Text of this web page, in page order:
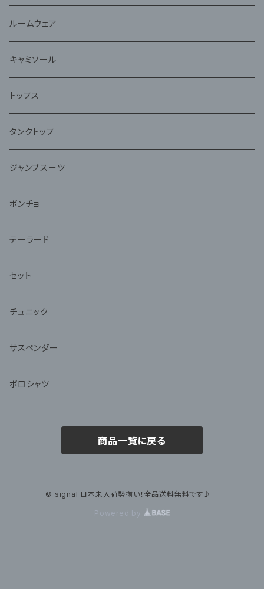
ルームウェア
キャミソール
トップス
タンクトップ
ジャンプスーツ
ポンチョ
テーラード
セット
チュニック
サスペンダー
ポロシャツ
商品一覧に戻る
© signal 日本未入荷勢揃い！全品送料無料です♪
Powered by